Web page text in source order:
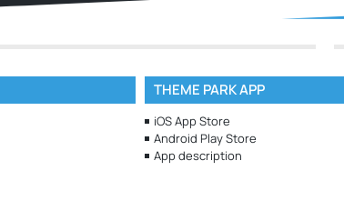
THEME PARK APP
iOS App Store
Android Play Store
App description